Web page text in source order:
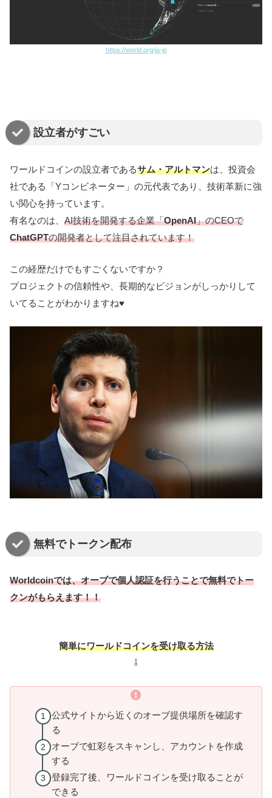
https://world.org/ja-jp
設立者がすごい
ワールドコインの設立者であるサム・アルトマンは、投資会
社である「Yコンビネーター」の元代表であり、技術革新に強
い関心を持っています。
有名なのは、 AI技術を開発する企業「OpenAI」のCEOで
ChatGPTの開発者として注目されています！
この経歴だけでもすごくないですか？
プロジェクトの信頼性や、長期的なビジョンがしっかりして
いてることがわかりますね♥
無料でトークン配布
Worldcoinでは、オーブで個人認証を行うことで無料でトー
クンがもらえます！！
簡単にワールドコインを受け取る方法
⇩
公式サイトから近くのオーブ提供場所を確認す
る
オーブで虹彩をスキャンし、アカウントを作成
する
登録完了後、ワールドコインを受け取ることが
できる